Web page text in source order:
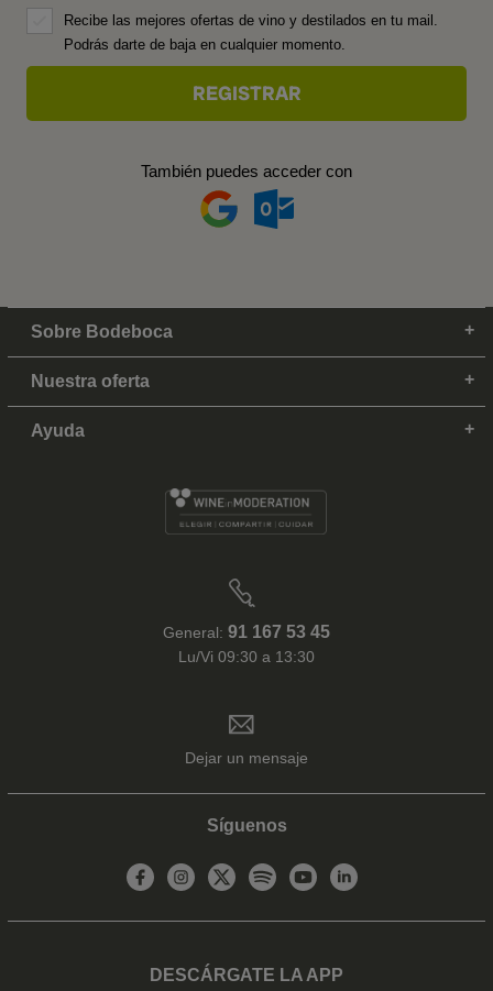
Recibe las mejores ofertas de vino y destilados en tu mail.
Podrás darte de baja en cualquier momento.
También puedes acceder con
Sobre Bodeboca
Nuestra oferta
Ayuda
General: 91 167 53 45
Lu/Vi 09:30 a 13:30
Dejar un mensaje
Síguenos
DESCÁRGATE LA APP